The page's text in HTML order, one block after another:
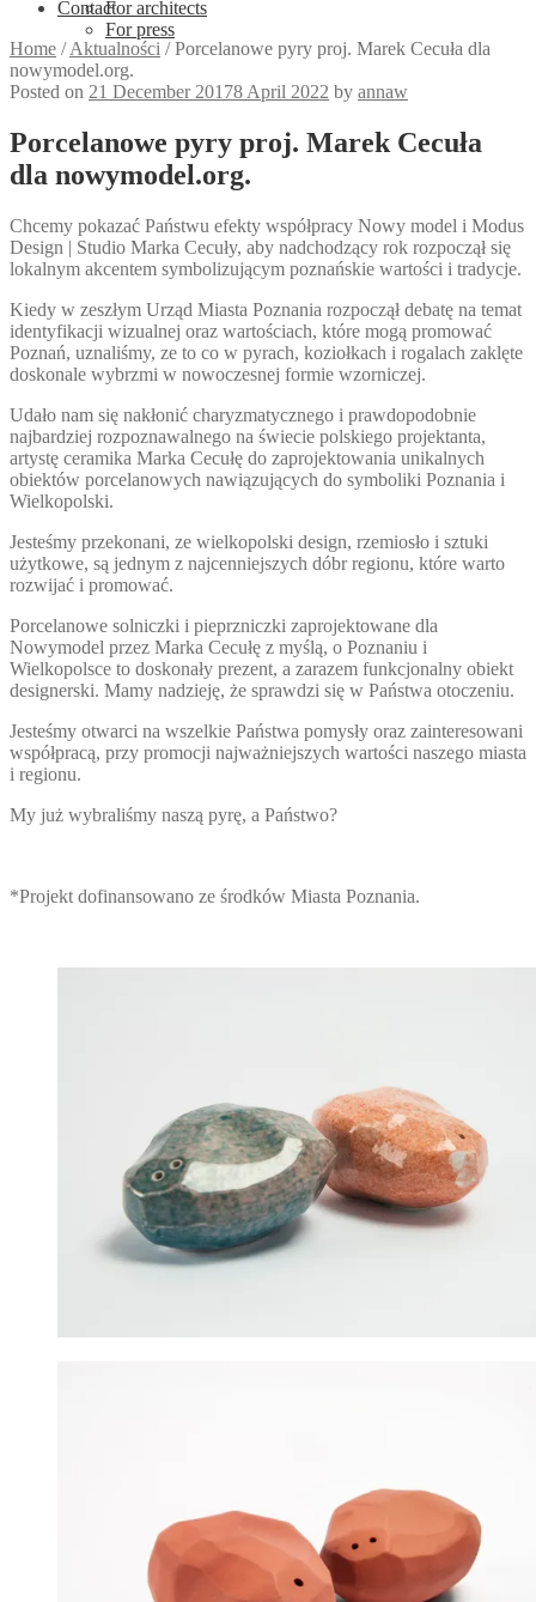
For architects
For press
Contact
Home /Aktualności /Porcelanowe pyry proj. Marek Cecuła dla
nowymodel.org.
Posted on 21 December 20178 April 2022 by annaw
Porcelanowe pyry proj. Marek Cecuła
dla nowymodel.org.
Chcemy pokazać Państwu efekty współpracy Nowy model i Modus
Design | Studio Marka Cecuły, aby nadchodzący rok rozpoczął się
lokalnym akcentem symbolizującym poznańskie wartości i tradycje.
Kiedy w zeszłym Urząd Miasta Poznania rozpoczął debatę na temat
identyfikacji wizualnej oraz wartościach, które mogą promować
Poznań, uznaliśmy, ze to co w pyrach, koziołkach i rogalach zaklęte
doskonale wybrzmi w nowoczesnej formie wzorniczej.
Udało nam się nakłonić charyzmatycznego i prawdopodobnie
najbardziej rozpoznawalnego na świecie polskiego projektanta,
artystę ceramika Marka Cecułę do zaprojektowania unikalnych
obiektów porcelanowych nawiązujących do symboliki Poznania i
Wielkopolski.
Jesteśmy przekonani, ze wielkopolski design, rzemiosło i sztuki
użytkowe, są jednym z najcenniejszych dóbr regionu, które warto
rozwijać i promować.
Porcelanowe solniczki i pieprzniczki zaprojektowane dla
Nowymodel przez Marka Cecułę z myślą, o Poznaniu i
Wielkopolsce to doskonały prezent, a zarazem funkcjonalny obiekt
designerski. Mamy nadzieję, że sprawdzi się w Państwa otoczeniu.
Jesteśmy otwarci na wszelkie Państwa pomysły oraz zainteresowani
współpracą, przy promocji najważniejszych wartości naszego miasta
i regionu.
My już wybraliśmy naszą pyrę, a Państwo?
*Projekt dofinansowano ze środków Miasta Poznania.